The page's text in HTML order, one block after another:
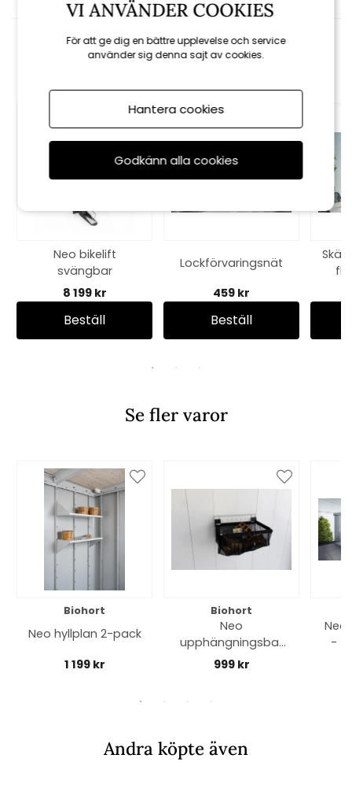
Rekommenderade tillbehör
Neo bikelift
svängbar
8 199 kr
Beställ
Lockförvaringsnät
459 kr
Beställ
Se fler varor
Biohort
Neo hyllplan 2-pack
1 199 kr
Biohort
Neo
upphängningsbar
korg
999 kr
Neo
-
Andra köpte även
VI ANVÄNDER COOKIES
För att ge dig en bättre upplevelse och service
använder sig denna sajt av cookies.
Hantera cookies
Godkänn alla cookies